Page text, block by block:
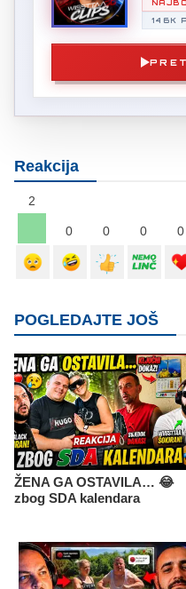
146K
Reakcija
2
0 0 0 0
POGLEDAJTE JOŠ
ŽENA GA OSTAVILA… 😂
zbog SDA kalendara